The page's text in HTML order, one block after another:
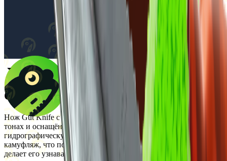
Описание
Нож Gut Knife с отделкой Boreal Forest выполнен в зелёных
тонах и оснащён характерным крюком на лезвии. Скин имеет
гидрографическую окраску, которая имитирует лесной
камуфляж, что подчёркивает его тактический внешний вид и
делает его узнаваемым среди коллекционеров.